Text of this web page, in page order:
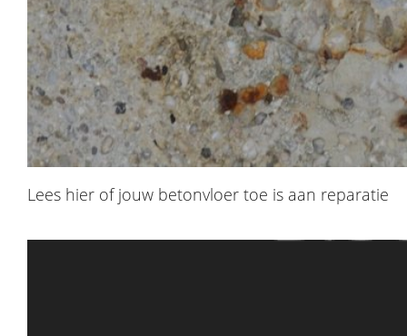
Lees hier of jouw betonvloer toe is aan reparatie